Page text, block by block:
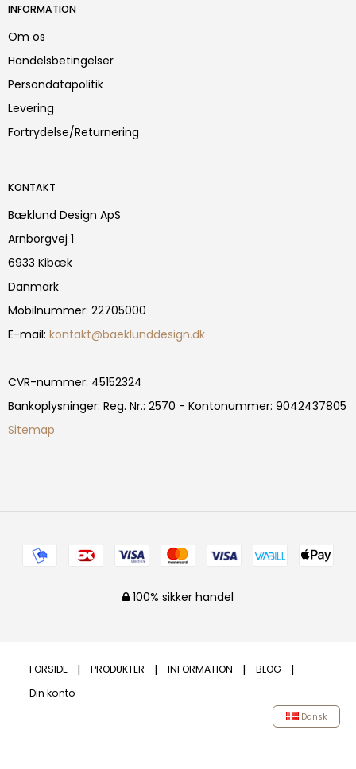
INFORMATION
Om os
Handelsbetingelser
Persondatapolitik
Levering
Fortrydelse/Returnering
KONTAKT
Bæklund Design ApS
Arnborgvej 1
6933 Kibæk
Danmark
Mobilnummer: 22705000
E-mail: kontakt@baeklunddesign.dk
CVR-nummer: 45152324
Bankoplysninger: Reg. Nr.: 2570 - Kontonummer: 9042437805
Sitemap
100% sikker handel
FORSIDE PRODUKTER INFORMATION
BLOG
Din konto
Dansk